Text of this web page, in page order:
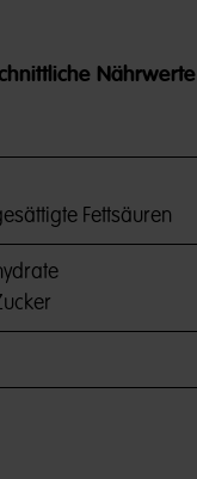
Nährwerte
Fettsäuren